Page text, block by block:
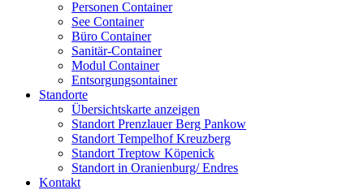
Personen Container
See Container
Büro Container
Sanitär-Container
Modul Container
Entsorgungsontainer
Standorte
Übersichtskarte anzeigen
Standort Prenzlauer Berg Pankow
Standort Tempelhof Kreuzberg
Standort Treptow Köpenick
Standort in Oranienburg/ Endres
Kontakt